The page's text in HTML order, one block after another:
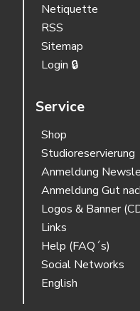
Netiquette
RSS
Sitemap
Login 🔒
Service
Shop
Studioreservierung
Anmeldung
Anmeldung Gut
Logos & Banner
Links
Help (FAQ´s)
Social Networks
English